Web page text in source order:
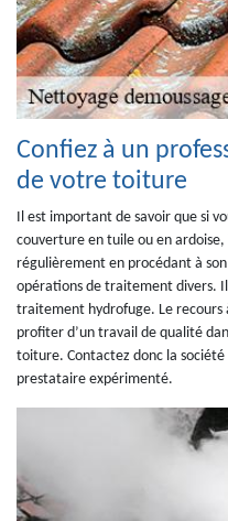
Confiez à un
de votre toiture
Il est important de savoir que si
couverture en tuile ou en
régulièrement en procédant à
opérations de traitement divers. Il
traitement hydrofuge. Le recours
profiter d’un travail de qualité
toiture. Contactez donc la société
prestataire expérimenté.